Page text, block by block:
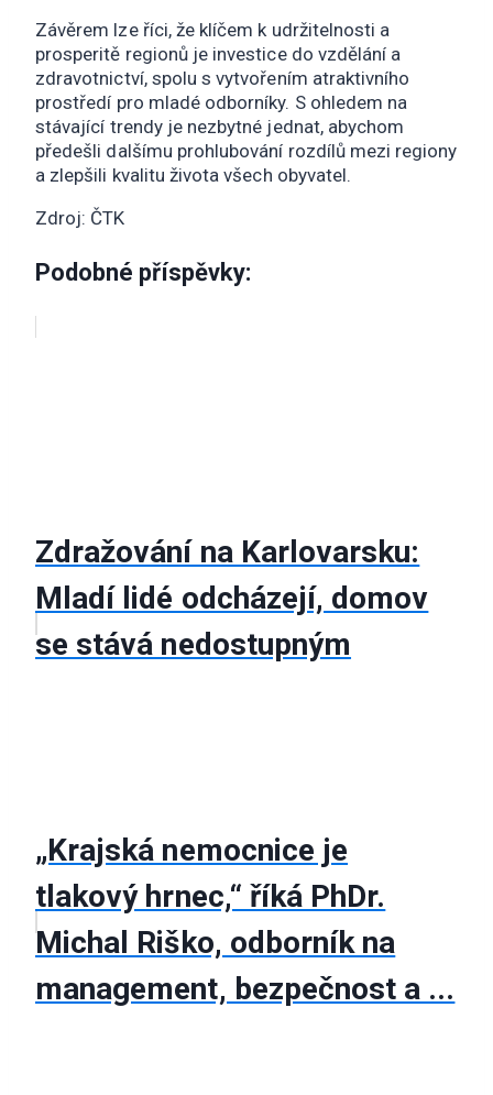
Závěrem lze říci, že klíčem k udržitelnosti a
prosperitě regionů je investice do vzdělání a
zdravotnictví, spolu s vytvořením atraktivního
prostředí pro mladé odborníky. S ohledem na
stávající trendy je nezbytné jednat, abychom
předešli dalšímu prohlubování rozdílů mezi regiony
a zlepšili kvalitu života všech obyvatel.
Zdroj: ČTK
Podobné příspěvky:
Zdražování na Karlovarsku:
Mladí lidé odcházejí, domov
se stává nedostupným
„Krajská nemocnice je
tlakový hrnec,“ říká PhDr.
Michal Riško, odborník na
management, bezpečnost a ...